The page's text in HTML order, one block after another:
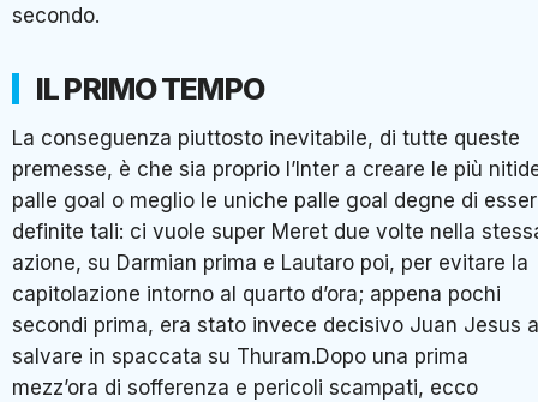
secondo.
IL PRIMO TEMPO
La conseguenza piuttosto inevitabile, di tutte queste
premesse, è che sia proprio l’Inter a creare le più
palle goal o meglio le uniche palle goal degne di
definite tali: ci vuole super Meret due volte nella
azione, su Darmian prima e Lautaro poi, per evitare la
capitolazione intorno al quarto d’ora; appena pochi
secondi prima, era stato invece decisivo Juan Jesus a
salvare in spaccata su Thuram.Dopo una prima
mezz’ora di sofferenza e pericoli scampati, ecco